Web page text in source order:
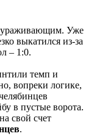
Уже
выкатился из-за
– 1:0.
темп и
вопреки логике,
в пустые ворота.
свой счет
.